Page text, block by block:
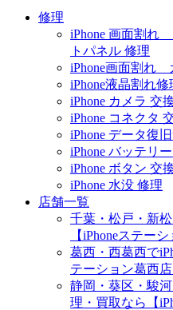
修理
iPhone 画面割
トパネル 修理
iPhone画面割れ
iPhone液晶割れ修
iPhone カメラ 交
iPhone コネクタ
iPhone データ復
iPhone バッテリ
iPhone ボタン 交
iPhone 水没 修理
店舗一覧
千葉・松戸・新
【iPhoneステー
葛西・西葛西で
テーション葛西店
静岡・葵区・駿
理・買取なら【